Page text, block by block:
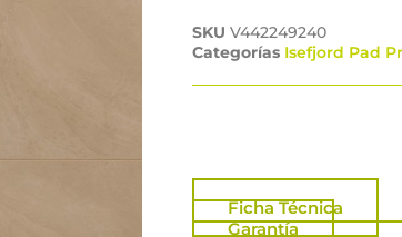
SKU V442249240
Categorías Isefjord Pad
Ficha Técnica
Garantía